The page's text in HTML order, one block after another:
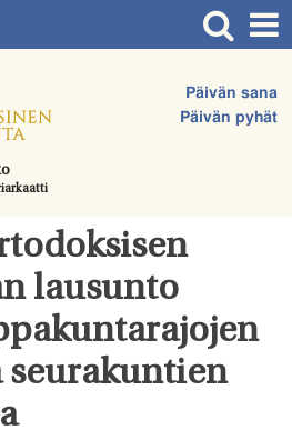
Päivän sana
Päivän pyhät
lausunto
seurakuntien